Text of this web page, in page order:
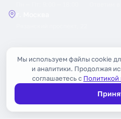
© 2026 OILX. Все
Мы используем файлы cookie
и аналитики. Продолжая
соглашаетесь с Политикой